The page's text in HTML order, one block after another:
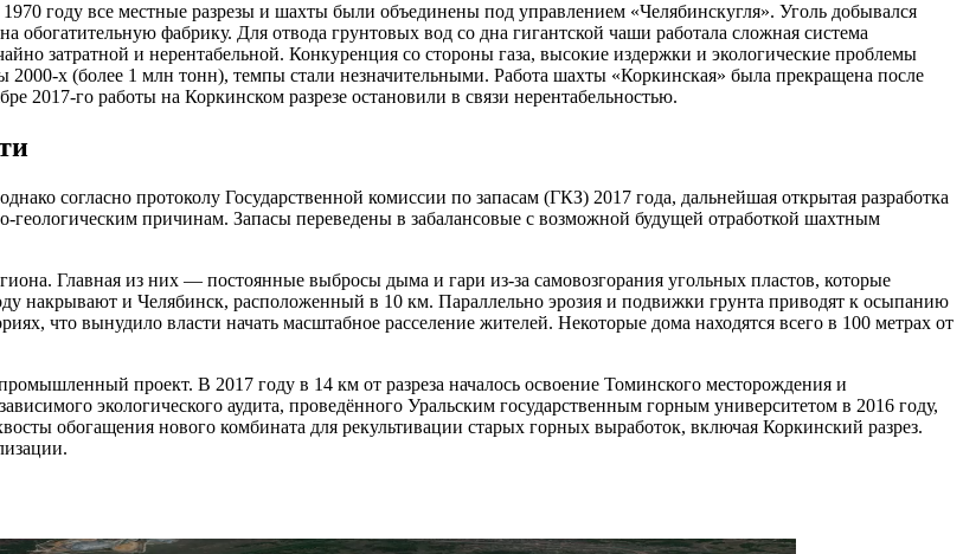
году все местные разрезы и шахты были объединены под управлением «Челябинскугля». Уголь добывался
обогатительную фабрику. Для отвода грунтовых вод со дна гигантской чаши работала сложная система
затратной и нерентабельной. Конкуренция со стороны газа, высокие издержки и экологические проблемы
х (более 1 млн тонн), темпы стали незначительными. Работа шахты «Коркинская» была прекращена после
2017-го работы на Коркинском разрезе остановили в связи нерентабельностью.
согласно протоколу Государственной комиссии по запасам (ГКЗ) 2017 года, дальнейшая открытая разработка
геологическим причинам. Запасы переведены в забалансовые с возможной будущей отработкой шахтным
Главная из них — постоянные выбросы дыма и гари из-за самовозгорания угольных пластов, которые
накрывают и Челябинск, расположенный в 10 км. Параллельно эрозия и подвижки грунта приводят к осыпанию
что вынудило власти начать масштабное расселение жителей. Некоторые дома находятся всего в 100 метрах от
проект. В 2017 году в 14 км от разреза началось освоение Томинского месторождения и
экологического аудита, проведённого Уральским государственным горным университетом в 2016 году,
обогащения нового комбината для рекультивации старых горных выработок, включая Коркинский разрез.